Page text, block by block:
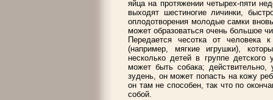
яйца на протяжении четырех-пяти
выходят шестиногие личинки,
оплодотворения молодые самки
может образоваться очень большое
Передается чесотка от человека
(например, мягкие игрушки),
несколько детей в группе
может быть собака;
зудень, он может попасть на кожу
он там не способен, так что по
собой.